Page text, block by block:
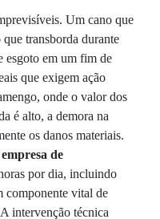
Um cano que
transborda durante
esgoto em um fim de
que exigem ação
onde o valor dos
é alto, a demora na
os danos materiais.
empresa de
por dia, incluindo
componente vital de
intervenção técnica